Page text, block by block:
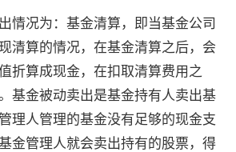
情况为：基金清算，即当基金公司
清算的情况，在基金清算之后，会
折算成现金，在扣取清算费用之
基金被动卖出是基金持有人卖出基
理人管理的基金没有足够的现金支
金管理人就会卖出持有的股票，得